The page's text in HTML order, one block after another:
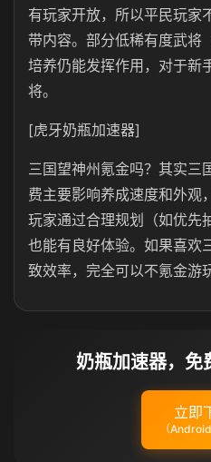
有玩家开放，所以平民玩家
带内容。部分低稀有度武将
培养仍能发挥作用，对于新
将。
[虎牙奶瓶加速器]
三国望神州氪金吗？其实三
费主要影响养成速度和外观
玩家通过合理规划（如优先
也能有良好体验。如果喜欢
致效率，完全可以不氪金游
奶瓶加速器，免
立即
（